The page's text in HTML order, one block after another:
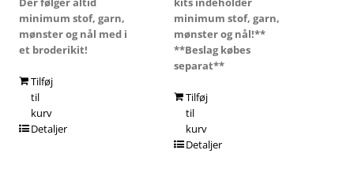
minimum stof, garn,
mønster og nål med i
et broderikit!
Tilføj
til
kurv
Detaljer
minimum stof, garn,
mønster og nål!**
**Beslag købes
separat**
Tilføj
til
kurv
Detaljer